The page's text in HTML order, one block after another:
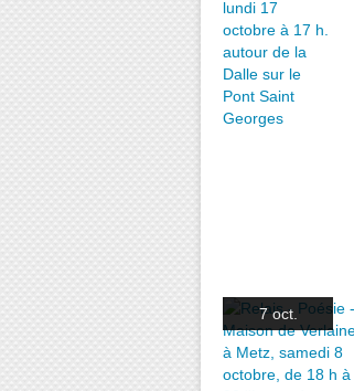
7 oct.